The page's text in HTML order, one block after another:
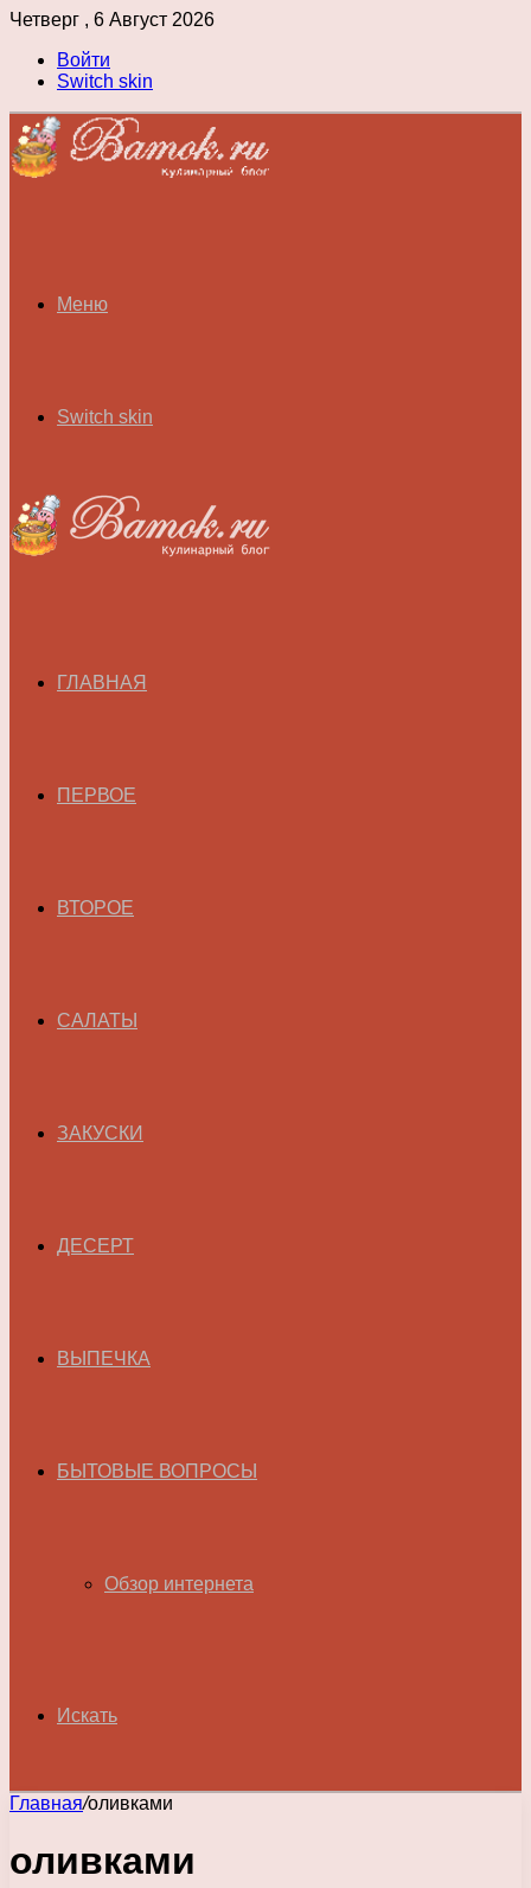
Четверг , 6 Август 2026
Войти
Switch skin
Меню
Switch skin
ГЛАВНАЯ
ПЕРВОЕ
ВТОРОЕ
САЛАТЫ
ЗАКУСКИ
ДЕСЕРТ
ВЫПЕЧКА
БЫТОВЫЕ ВОПРОСЫ
Обзор интернета
Искать
Главная/оливками
оливками